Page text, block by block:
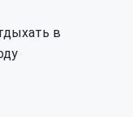
в